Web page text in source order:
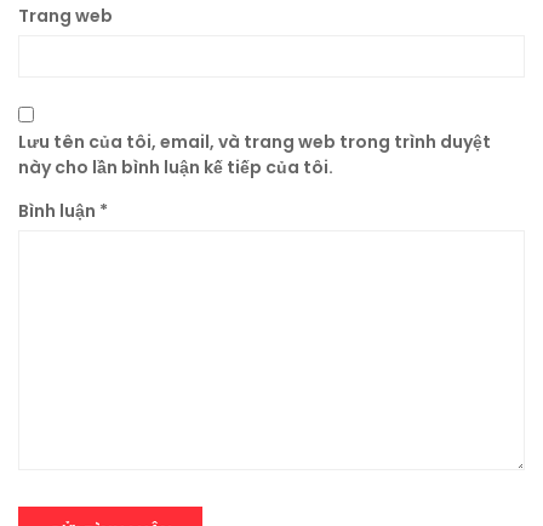
Trang web
Lưu tên của tôi, email, và trang web trong trình duyệt
này cho lần bình luận kế tiếp của tôi.
Bình luận *